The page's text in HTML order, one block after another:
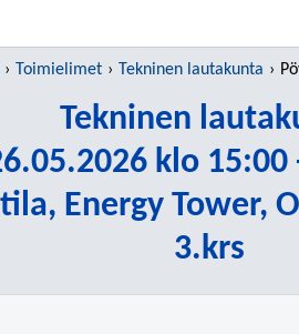
Toimielimet Tekninen lautakunta
Tekninen
klo 15:00
Energy Tower,
3.krs